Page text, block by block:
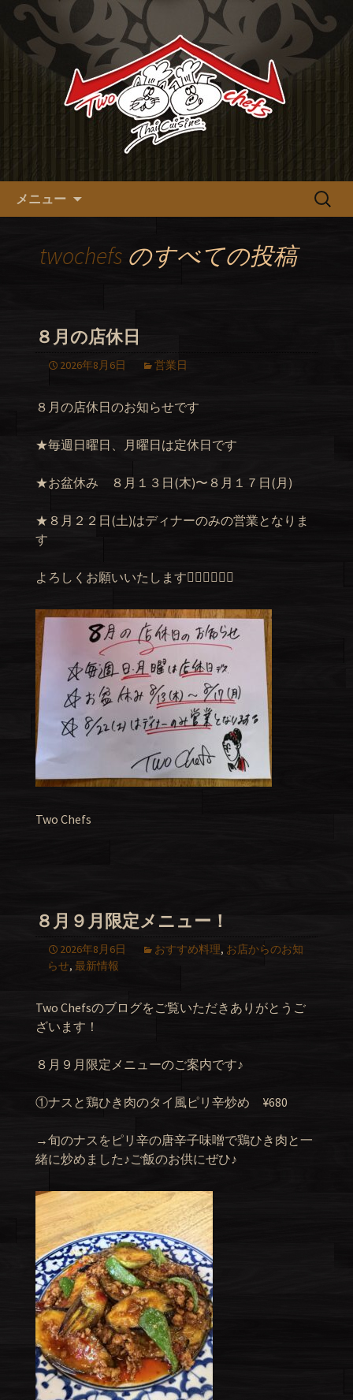
十三の本格タイ料理【tow
chefs】のオフィシャルブログ
十三の本格タイ料理【tow chefs】のオ
フィシャルブログ
メニュー
検
twochefs のすべての投稿
８月の店休日
2026年8月6日 営業日
８月の店休日のお知らせです
★毎週日曜日、月曜日は定休日です
★お盆休み ８月１３日(木)〜８月１７日(月)
★８月２２日(土)はディナーのみの営業となりま
す
よろしくお願いいたします🙇‍♂️🙇‍♂️🙇‍♂️
Two Chefs
８月９月限定メニュー！
2026年8月6日 おすすめ料理, お店からのお知
らせ, 最新情報
Two Chefsのブログをご覧いただきありがとうご
ざいます！
８月９月限定メニューのご案内です♪
①ナスと鶏ひき肉のタイ風ピリ辛炒め ¥680
→旬のナスをピリ辛の唐辛子味噌で鶏ひき肉と一
緒に炒めました♪ご飯のお供にぜひ♪